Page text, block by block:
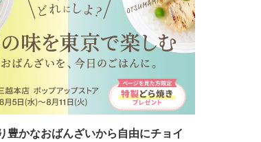
豊かなおばんざいから自由にチョイ